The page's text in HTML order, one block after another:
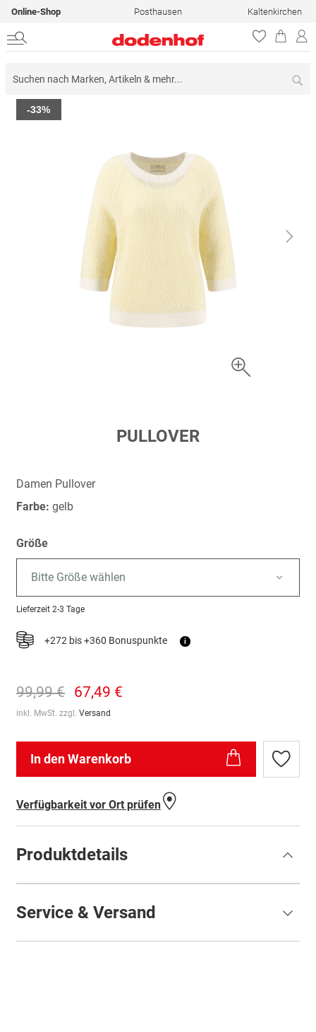
Online-Shop Posthausen Kaltenkirchen
Zum
Ende
-33%
springen
PULLOVER
Damen Pullover
Farbe: gelb
Größe
Bitte Größe wählen
Lieferzeit 2-3 Tage
+272 bis +360 Bonuspunkte i
99,99 € 67,49 €
inkl. MwSt. zzgl. Versand
In den Warenkorb
Zur
Verfügbarkeit vor Ort prüfen
Produktdetails
Service & Versand